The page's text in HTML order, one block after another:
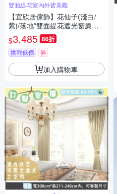
雙面緹花室內外皆美觀
【宜欣居傢飾】花仙子(淺白/
紫)/落地*雙面緹花遮光窗簾W1
50cm*H230cm*2片
$3,485 86折
挑戰低價 券
加入購物車